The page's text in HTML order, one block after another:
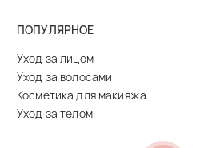
ПОПУЛЯРНОЕ
Уход за лицом
Уход за волосами
Косметика для макияжа
Уход за телом